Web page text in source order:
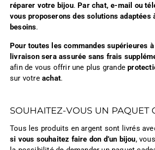
réparer votre bijou. Par chat, e-mail ou
vous proposerons des solutions adaptées
besoins.
Pour toutes les commandes supérieures
livraison sera assurée sans frais
afin de vous offrir une plus grande
sur votre achat.
SOUHAITEZ-VOUS UN PAQUET
Tous les produits en argent sont livrés
si vous souhaitez faire don d’un bijou,